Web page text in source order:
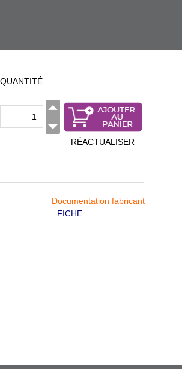
QUANTITÉ
RÉACTUALISER
Documentation fabricant
FICHE